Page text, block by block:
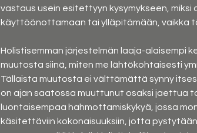
vastaus usein esitettyyn kysymykseen, miksi
käyttöönottamaan tai ylläpitämään, vaikka
Holistisemman järjestelmän laaja-alaisempi
muutosta siinä, miten me lähtökohtaisesti
Tällaista muutosta ei välttämättä synny
on ajan saatossa muuttunut osaksi jaettua
luontaisempaa hahmottamiskykyä, jossa
käsitettäviin kokonaisuuksiin, jotta